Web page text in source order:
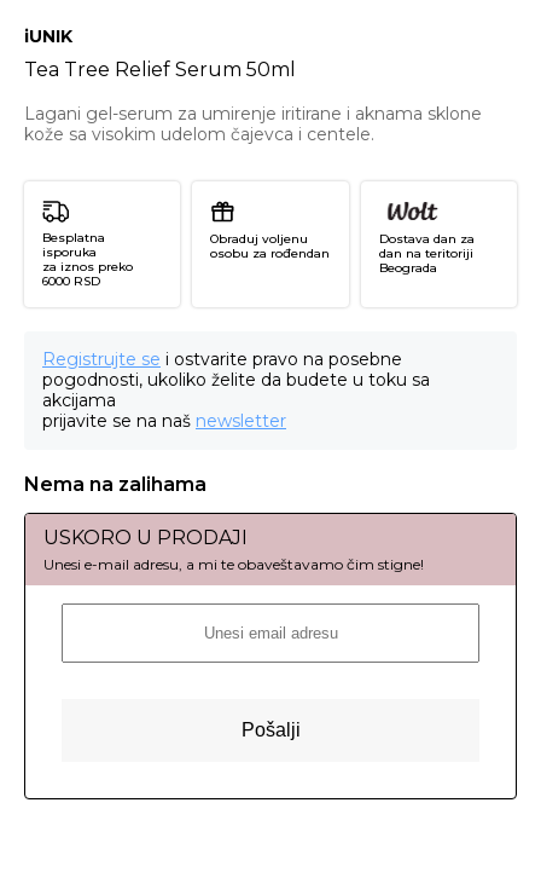
iUNIK
Tea Tree Relief Serum 50ml
Lagani gel-serum za umirenje iritirane i aknama sklone
kože sa visokim udelom čajevca i centele.
Besplatna
isporuka
za iznos preko
6000 RSD
Obraduj voljenu
osobu za rođendan
Dostava dan za
dan na teritoriji
Beograda
Registrujte se i ostvarite pravo na posebne
pogodnosti, ukoliko želite da budete u toku sa
akcijama
prijavite se na naš newsletter
Nema na zalihama
USKORO U PRODAJI